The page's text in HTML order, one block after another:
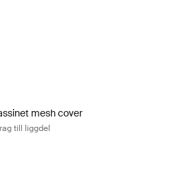
mesh cover Svart (selected)
mesh cover
till liggdel